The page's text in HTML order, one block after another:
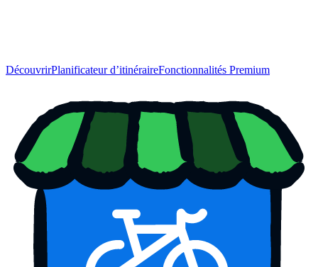
DécouvrirPlanificateur d’itinéraireFonctionnalités Premium